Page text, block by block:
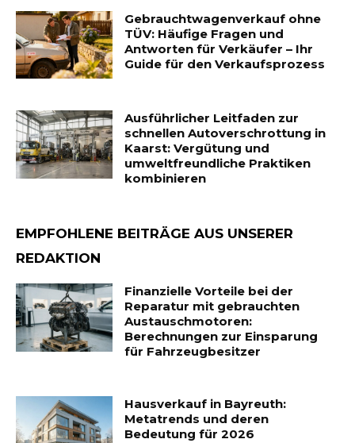
Gebrauchtwagenverkauf ohne
TÜV: Häufige Fragen und
Antworten für Verkäufer – Ihr
Guide für den Verkaufsprozess
Ausführlicher Leitfaden zur
schnellen Autoverschrottung in
Kaarst: Vergütung und
umweltfreundliche Praktiken
kombinieren
EMPFOHLENE BEITRÄGE AUS UNSERER
REDAKTION
Finanzielle Vorteile bei der
Reparatur mit gebrauchten
Austauschmotoren:
Berechnungen zur Einsparung
für Fahrzeugbesitzer
Hausverkauf in Bayreuth:
Metatrends und deren
Bedeutung für 2026